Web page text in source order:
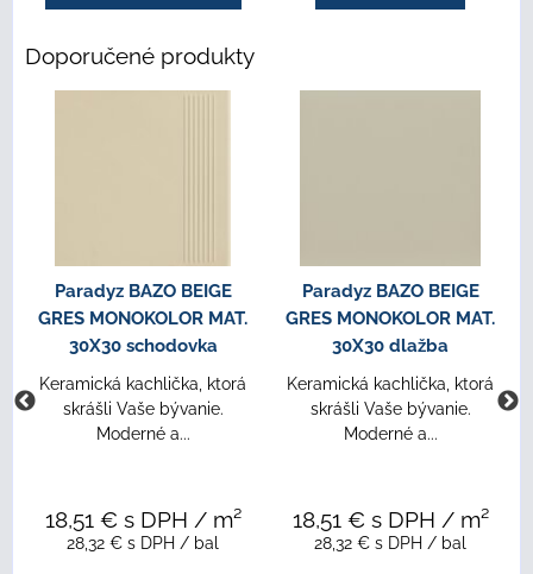
Doporučené produkty
Paradyz BAZO BEIGE
GRES MONOKOLOR MAT.
30X30 schodovka
Keramická kachlička, ktorá
skrášli Vaše bývanie.
Moderné a...
18,51 € s DPH / m²
28,32 € s DPH / bal
Paradyz BAZO BEIGE
GRES MONOKOLOR MAT.
30X30 dlažba
Keramická kachlička, ktorá
skrášli Vaše bývanie.
Moderné a...
18,51 € s DPH / m²
28,32 € s DPH / bal